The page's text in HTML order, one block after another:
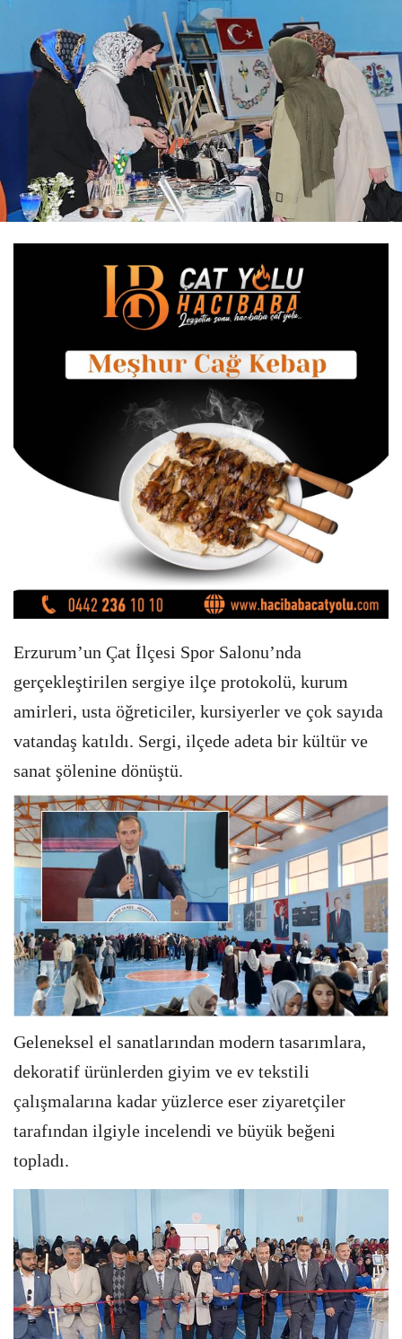
Erzurum’un Çat İlçesi Spor Salonu’nda
gerçekleştirilen sergiye ilçe protokolü, kurum
amirleri, usta öğreticiler, kursiyerler ve çok sayıda
vatandaş katıldı. Sergi, ilçede adeta bir kültür ve
sanat şölenine dönüştü.
Geleneksel el sanatlarından modern tasarımlara,
dekoratif ürünlerden giyim ve ev tekstili
çalışmalarına kadar yüzlerce eser ziyaretçiler
tarafından ilgiyle incelendi ve büyük beğeni
topladı.